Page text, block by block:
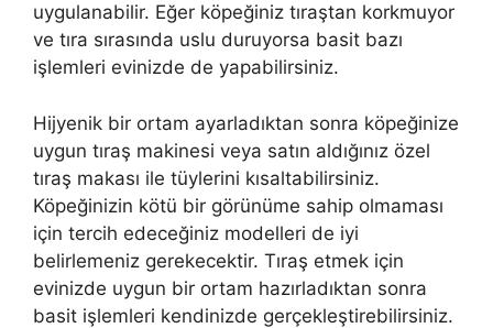
uygulanabilir. Eğer köpeğiniz tıraştan korkmuyor
ve tıra sırasında uslu duruyorsa basit bazı
işlemleri evinizde de yapabilirsiniz.
Hijyenik bir ortam ayarladıktan sonra köpeğinize
uygun tıraş makinesi veya satın aldığınız özel
tıraş makası ile tüylerini kısaltabilirsiniz.
Köpeğinizin kötü bir görünüme sahip olmaması
için tercih edeceğiniz modelleri de iyi
belirlemeniz gerekecektir. Tıraş etmek için
evinizde uygun bir ortam hazırladıktan sonra
basit işlemleri kendinizde gerçekleştirebilirsiniz.